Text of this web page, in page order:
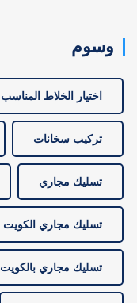
وسوم
اختيار الخلاط المناسب
تركيب سخانات
تسليك مجاري
تسليك مجاري الكويت
تسليك مجاري بالكويت